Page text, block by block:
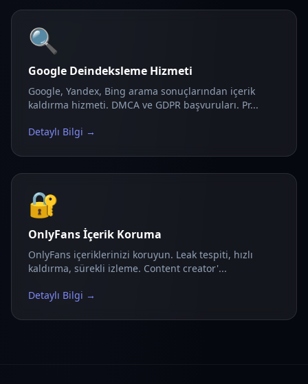
🔍
Google Deindeksleme Hizmeti
Google, Yandex, Bing arama sonuçlarından içerik
kaldırma hizmeti. DMCA ve GDPR başvuruları. Pr...
Detaylı Bilgi →
🔐
OnlyFans İçerik Koruma
OnlyFans içeriklerinizi koruyun. Leak tespiti, hızlı
kaldırma, sürekli izleme. Content creator'...
Detaylı Bilgi →